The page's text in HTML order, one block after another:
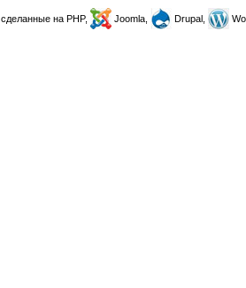
, сделанные на PHP, Joomla, Drupal,